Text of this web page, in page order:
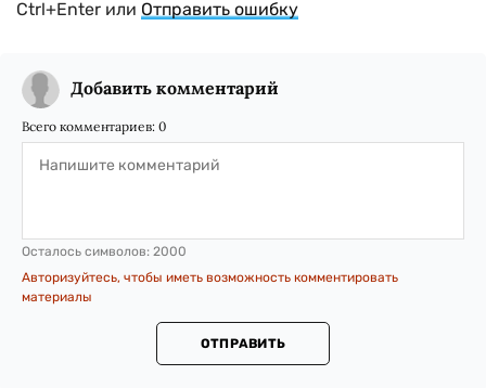
Ctrl+Enter или Отправить ошибку
Добавить комментарий
Всего комментариев: 0
Осталось символов: 2000
Авторизуйтесь, чтобы иметь возможность комментировать
материалы
ОТПРАВИТЬ